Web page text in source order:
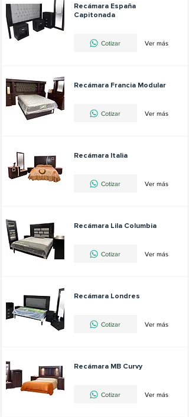
Recámara España
Capitonada
Cotizar Ver más
Recámara Francia Modular
Cotizar Ver más
Recámara Italia
Cotizar Ver más
Recámara Lila Columbia
Cotizar Ver más
Recámara Londres
Cotizar Ver más
Recámara MB Curvy
Cotizar Ver más